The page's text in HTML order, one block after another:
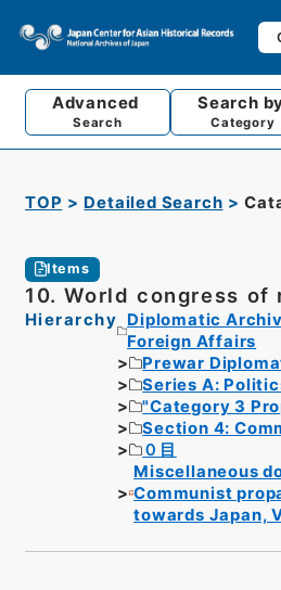
Advanced
Search
Search
Category
TOP Detailed Search
Items
10. World congress of
Hierarchy
Diplomatic
Foreign Affairs
Prewar
Series A:
"Category 3
Section 4:
０目
Miscellaneous
Communist
towards Japan,